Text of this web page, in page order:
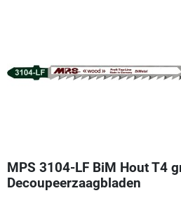
MPS 3104-LF BiM Hout T4
Decoupeerzaagbladen